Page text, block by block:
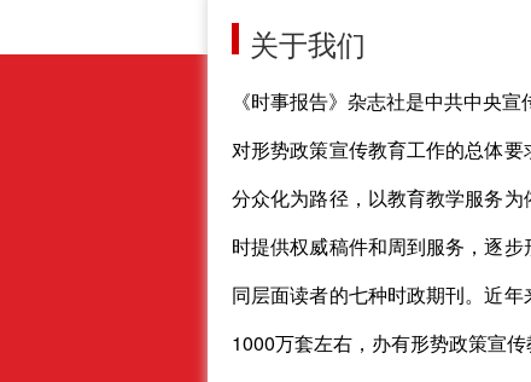
关于我们
《时事报告》杂志社是中共中央
对形势政策宣传教育工作的总体
分众化为路径，以教育教学服务
时提供权威稿件和周到服务，逐
同层面读者的七种时政期刊。近
1000万套左右，办有形势政策宣传